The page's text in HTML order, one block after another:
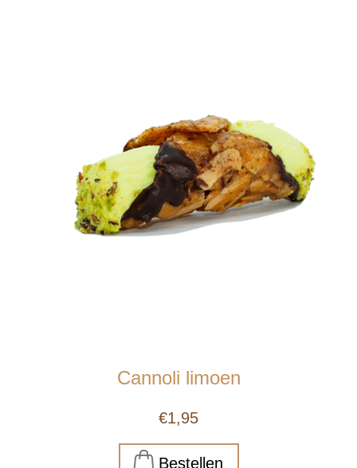
Cannoli limoen
€1,95